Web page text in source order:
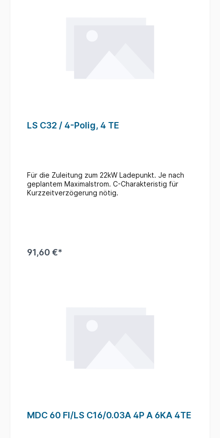
LS C32 / 4-Polig, 4 TE
Für die Zuleitung zum 22kW Ladepunkt. Je nach
geplantem Maximalstrom. C-Charakteristig für
Kurzzeitverzögerung nötig.
91,60 €*
MDC 60 FI/LS C16/0.03A 4P A 6KA 4TE